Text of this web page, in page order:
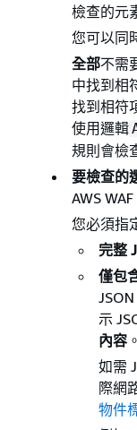
檢查的元
您可以同
全部不需
中找到相
找到相符
使用邏輯
規則會檢
要檢查的
AWS
您必須指
完整
僅包
示
內容 。
如需
際網
物件